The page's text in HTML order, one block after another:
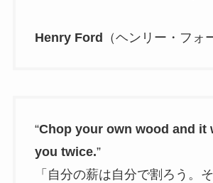
Henry Ford （ヘンリー・フォ
“Chop your own wood and it
you twice.”
「自分の薪は自分で割ろう。